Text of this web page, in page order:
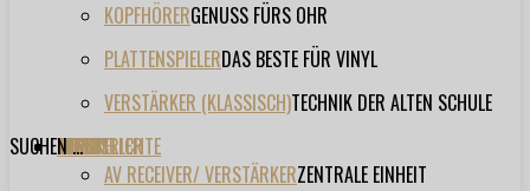
KOPFHÖRERGENUSS FÜRS OHR
PLATTENSPIELERDAS BESTE FÜR VINYL
VERSTÄRKER (KLASSISCH)TECHNIK DER ALTEN SCHULE
TESTBERICHTE
AV RECEIVER/ VERSTÄRKERZENTRALE EINHEIT
FORUM
FILME
VIDEOS
HERSTELLER
EVENT
SUCHEN ...